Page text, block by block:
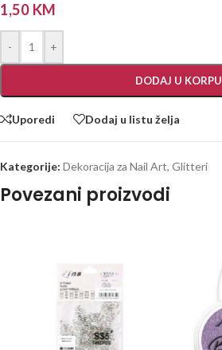
1,50 KM
- +
DODAJ U KORPU
Uporedi Dodaj u listu želja
Kategorije: Dekoracija za Nail Art, Glitteri
Povezani proizvodi